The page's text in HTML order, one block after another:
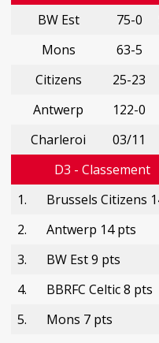
BW Est
75-0
Mons
63-5
Citizens
25-23
Antwerp
122-0
Charleroi
03/11
D3 - Classement
1.
Brussels Citizens
2.
Antwerp 14 pts
3.
BW Est 9 pts
4.
BBRFC Celtic 8 pts
5.
Mons 7 pts